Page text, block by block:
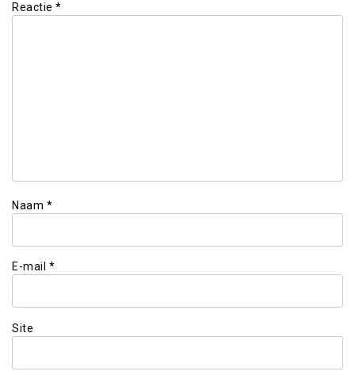
Reactie *
Naam *
E-mail *
Site